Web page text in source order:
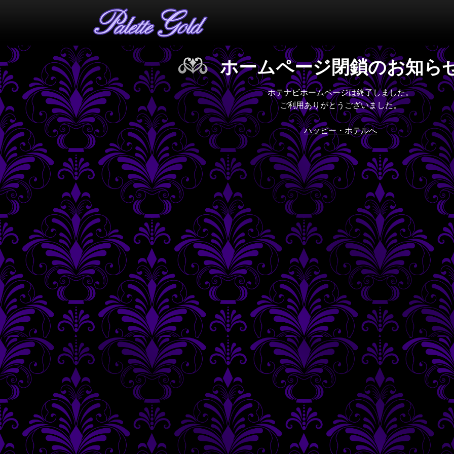
ホームページ閉鎖のお知ら
ホテナビホームページは終了しました。
ご利用ありがとうございました。
ハッピー・ホテルへ